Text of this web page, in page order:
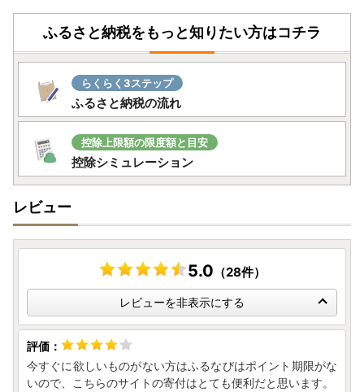
ふるさと納税をもっと知りたい方はコチラ
らくらく3ステップ
ふるさと納税の流れ
控除上限額の限度額と目安
控除シミュレーション
レビュー
5.0 （28件）
レビューを非表示にする
今すぐに欲しいものがない方はふるなびはポイント期限がな
いので、こちらのサイトの寄付はとても便利だと思います。